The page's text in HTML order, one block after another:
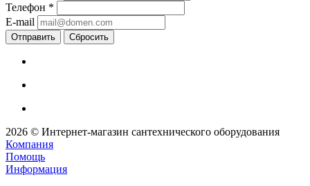
Телефон *
E-mail
Сбросить
2026 © Интернет-магазин сантехнического оборудования
Компания
Помощь
Информация